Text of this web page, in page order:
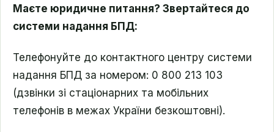
Маєте юридичне питання? Звертайтеся до
системи надання БПД:
Телефонуйте до контактного центру системи
надання БПД за номером: 0 800 213 103
(дзвінки зі стаціонарних та мобільних
телефонів в межах України безкоштовні).